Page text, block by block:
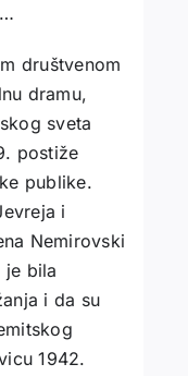
društvenom
dramu,
sveta
postiže
publike.
i
Nemirovski
je bila
i da su
1942.